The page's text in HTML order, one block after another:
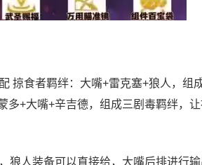
掠食者羁绊：大嘴+雷克塞+狼人，组
+大嘴+辛吉德，组成三剧毒羁绊，
狼人装备可以直接给，大嘴后排进行